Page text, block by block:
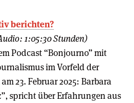
berichten?
1:05:30 Stunden)
Podcast “Bonjourno” mit
im Vorfeld der
23. Februar 2025: Barbara
spricht über Erfahrungen aus